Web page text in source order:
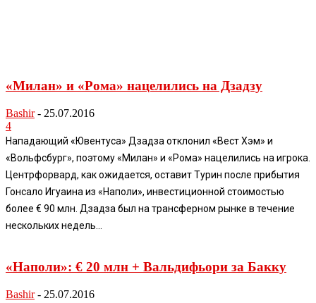
«Милан» и «Рома» нацелились на Дзадзу
Bashir - 25.07.2016
4
Нападающий «Ювентуса» Дзадза отклонил «Вест Хэм» и
«Вольфсбург», поэтому «Милан» и «Рома» нацелились на игрока.
Центрфорвард, как ожидается, оставит Турин после прибытия
Гонсало Игуаина из «Наполи», инвестиционной стоимостью
более € 90 млн. Дзадза был на трансферном рынке в течение
нескольких недель...
«Наполи»: € 20 млн + Вальдифьори за Бакку
Bashir - 25.07.2016